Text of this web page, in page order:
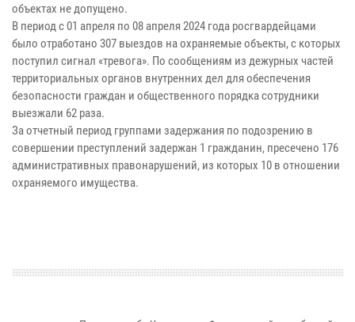
объектах не допущено.
В период с 01 апреля по 08 апреля 2024 года росгвардейцами
было отработано 307 выездов на охраняемые объекты, с которых
поступил сигнал «тревога». По сообщениям из дежурных частей
территориальных органов внутренних дел для обеспечения
безопасности граждан и общественного порядка сотрудники
выезжали 62 раза.
За отчетный период группами задержания по подозрению в
совершении преступлений задержан 1 гражданин, пресечено 176
административных правонарушений, из которых 10 в отношении
охраняемого имущества.